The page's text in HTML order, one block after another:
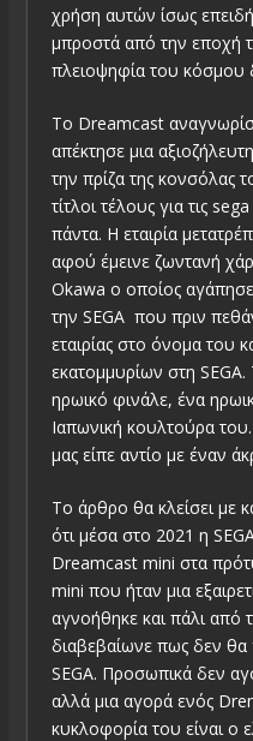
χρήση αυτών ίσως
μπροστά από την εποχή
πλειοψηφία του κόσμου
Το Dreamcast
απέκτησε μια
την πρίζα της κονσόλας
τίτλοι τέλους για τις
πάντα. Η εταιρία
αφού έμεινε ζωντανή
Okawa ο οποίος
την SEGA που πριν
εταιρίας στο όνομα του
εκατομμυρίων στη
ηρωικό φινάλε, ένα
Ιαπωνική κουλτούρα
μας είπε αντίο με έναν
Το άρθρο θα κλείσει με
ότι μέσα στο 2021 η
Dreamcast mini στα
mini που ήταν μια
αγνοήθηκε και πάλι από
διαβεβαίωνε πως δεν
SEGA. Προσωπικά δεν
αλλά μια αγορά ενός
κυκλοφορία του είναι ο